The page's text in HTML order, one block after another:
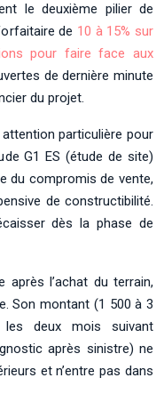
le deuxième pilier de
de 10 à 15% sur
pour faire face aux
de dernière minute
du projet.
particulière pour
G1 ES (étude de site)
du compromis de vente,
de constructibilité.
dès la phase de
après l’achat du terrain,
Son montant (1 500 à 3
deux mois suivant
après sinistre) ne
et n’entre pas dans